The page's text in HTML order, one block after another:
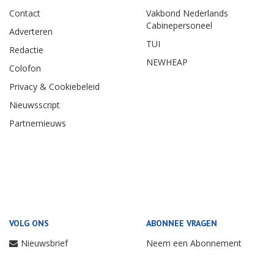
Contact
Adverteren
Redactie
Colofon
Privacy & Cookiebeleid
Nieuwsscript
Partnernieuws
Vakbond Nederlands
Cabinepersoneel
TUI
NEWHEAP
VOLG ONS
Nieuwsbrief
ABONNEE VRAGEN
Neem een Abonnement